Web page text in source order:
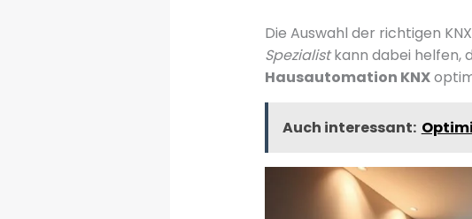
Die Auswahl der richtigen
Spezialistkann dabei helfen,
Hausautomation KNX
Auch interessant: